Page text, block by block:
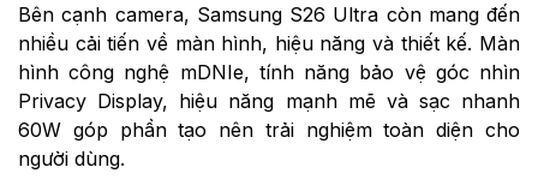
Bên cạnh camera, Samsung S26 Ultra còn mang đến
nhiều cải tiến về màn hình, hiệu năng và thiết kế. Màn
hình công nghệ mDNIe, tính năng bảo vệ góc nhìn
Privacy Display, hiệu năng mạnh mẽ và sạc nhanh
60W góp phần tạo nên trải nghiệm toàn diện cho
người dùng.